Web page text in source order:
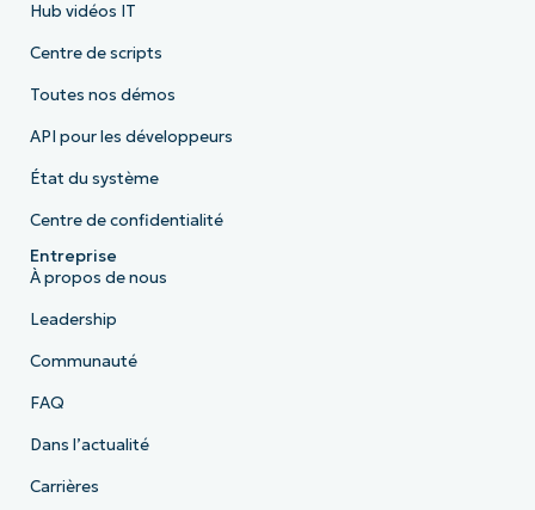
Hub vidéos IT
Centre de scripts
Toutes nos démos
API pour les développeurs
État du système
Centre de confidentialité
Entreprise
À propos de nous
Leadership
Communauté
FAQ
Dans l’actualité
Carrières